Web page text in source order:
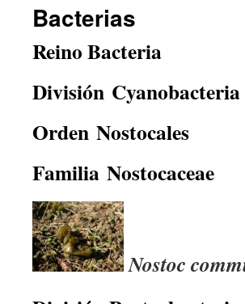
Bacterias
Reino Bacteria
División Cyanobacteria
Orden Nostocales
Familia Nostocaceae
Nostoc